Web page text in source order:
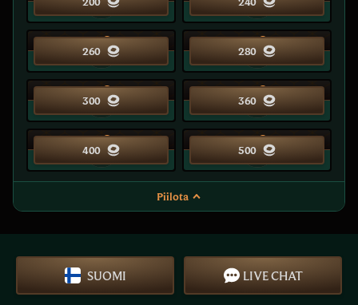
35
260
40
280
40
300
45
360
50
400
50
500
Piilota
SUOMI LIVE CHAT